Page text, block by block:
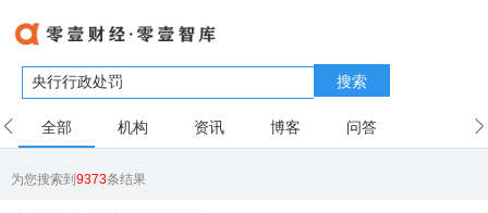
搜索
全部 机构 资讯 博客 问答
为您搜索到9373条结果